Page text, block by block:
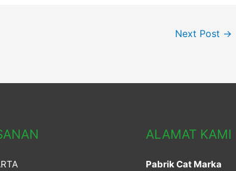
Next Post →
ALAMAT KAMI
Pabrik Cat Marka